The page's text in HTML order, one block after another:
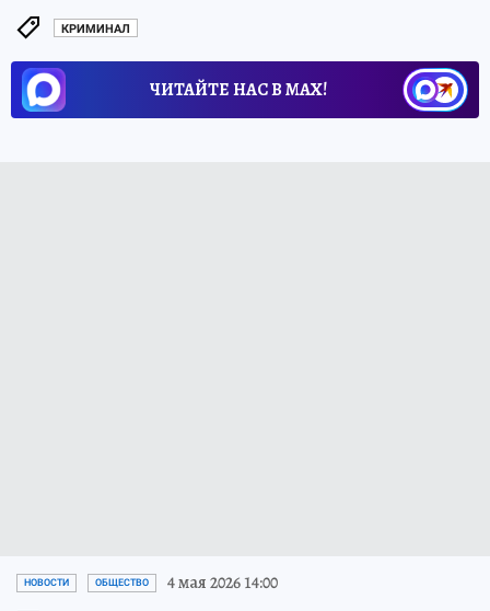
КРИМИНАЛ
ЧИТАЙТЕ НАС В МАХ!
НОВОСТИ ОБЩЕСТВО 4 мая 2026 14:00